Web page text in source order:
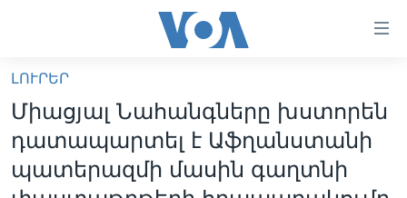
հիմնական
բովանդակությանը
անցնել
հիմնական
բովանդակությանը
ԼՈՒՐԵՐ
ՍՓՅՈՒՌՔ
ՏԵՍԱՆՅՈՒԹԵՐ
ԼՈՒՐԵՐ
Միացյալ Նահանգները խստորեն
դատապարտել է Աֆղանստանի
պատերազմի մասին գաղտնի